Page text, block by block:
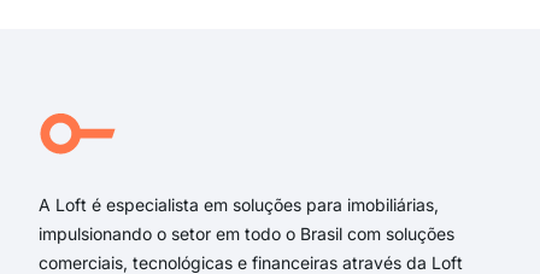
A Loft é especialista em soluções para imobiliárias,
impulsionando o setor em todo o Brasil com soluções
comerciais, tecnológicas e financeiras através da Loft